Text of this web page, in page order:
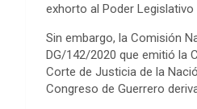
exhorto al Poder
Sin embargo, la Comisión
DG/142/2020 que emitió la
Corte de Justicia de la
Congreso de Guerrero